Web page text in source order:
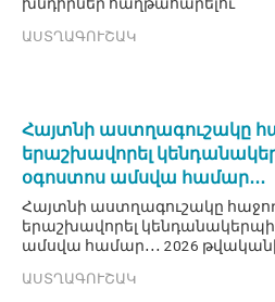
ԱՍՏՂԱԳՈՒՇԱԿ
Հայտնի աստղագուշակը
երաշխավորել
օգոստոս ամսվա համար․․․
Հայտնի աստղագուշակը
երաշխավորել կենդանակերպի
ամսվա համար․․․ 2026
ԱՍՏՂԱԳՈՒՇԱԿ